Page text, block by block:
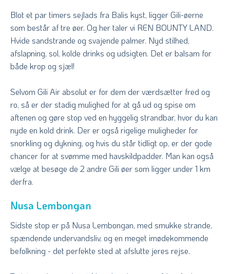
Blot et par timers sejlads fra Balis kyst, ligger Gili-øerne
som består af tre øer. Og her taler vi REN BOUNTY LAND.
Hvide sandstrande og svajende palmer. Nyd stilhed,
afslapning, sol, kolde drinks og udsigten. Det er balsam for
både krop og sjæl!
Selvom Gili Air absolut er for dem der værdsætter fred og
ro, så er der stadig mulighed for at gå ud og spise om
aftenen og gøre stop ved en hyggelig strandbar, hvor du kan
nyde en kold drink. Der er også rigelige muligheder for
snorkling og dykning, og hvis du står tidligt op, er der gode
chancer for at svømme med havskildpadder. Man kan også
vælge at besøge de 2 andre Gili øer som ligger under 1 km
derfra.
Nusa Lembongan
Sidste stop er på Nusa Lembongan, med smukke strande,
spændende undervandsliv, og en meget imødekommende
befolkning - det perfekte sted at afslutte jeres rejse.